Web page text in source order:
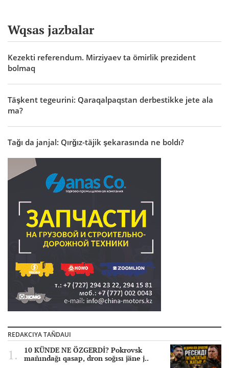
Wqsas jazbalar
Kezekti referendum. Mirziyaev ta ömirlik prezident
bolmaq
Täşkent tegeurini: Qaraqalpaqstan derbestikke jete ala
ma?
Tağı da janjal: Qırğız-täjik şekarasında ne boldı?
REDAKCIYA TAÑDAUI
10 KÜNDE NE ÖZGERDİ? Pokrovsk
mañındağı qasap, dron soğısı jäne j..